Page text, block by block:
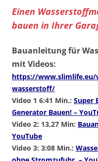
Einen
bauen in Ihrer
Bauanleitung für
mit Videos:
https://www.slimlife.eu/
wasserstoff/
Video 1 6:41 Min.: Super
Generator Bauen! –
Video 2: 13,27 Min:
YouTube
Video 3: 3:08 Min.: